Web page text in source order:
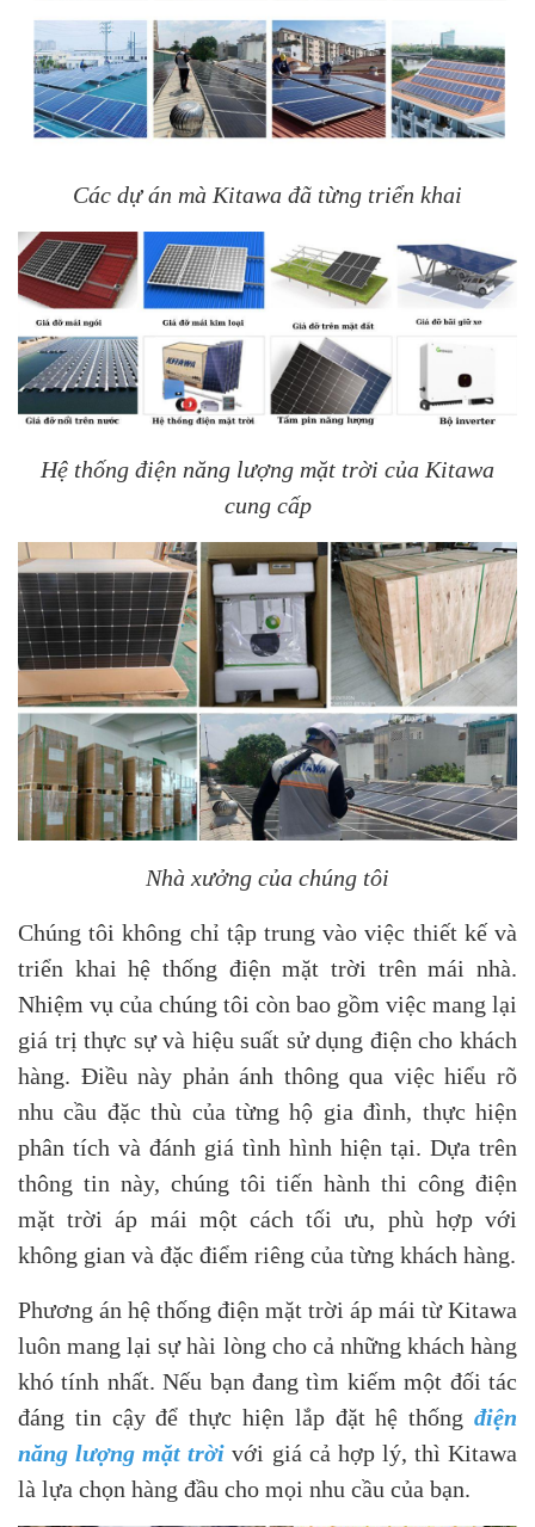
Các dự án mà Kitawa đã từng triển khai
Hệ thống điện năng lượng mặt trời của Kitawa
cung cấp
Nhà xưởng của chúng tôi
Chúng tôi không chỉ tập trung vào việc thiết kế và
triển khai hệ thống điện mặt trời trên mái nhà.
Nhiệm vụ của chúng tôi còn bao gồm việc mang lại
giá trị thực sự và hiệu suất sử dụng điện cho khách
hàng. Điều này phản ánh thông qua việc hiểu rõ
nhu cầu đặc thù của từng hộ gia đình, thực hiện
phân tích và đánh giá tình hình hiện tại. Dựa trên
thông tin này, chúng tôi tiến hành thi công điện
mặt trời áp mái một cách tối ưu, phù hợp với
không gian và đặc điểm riêng của từng khách hàng.
Phương án hệ thống điện mặt trời áp mái từ Kitawa
luôn mang lại sự hài lòng cho cả những khách hàng
khó tính nhất. Nếu bạn đang tìm kiếm một đối tác
đáng tin cậy để thực hiện lắp đặt hệ thống điện
năng lượng mặt trời với giá cả hợp lý, thì Kitawa
là lựa chọn hàng đầu cho mọi nhu cầu của bạn.